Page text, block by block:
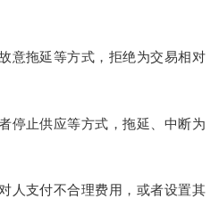
拖延等方式，拒绝为交易相对
止供应等方式，拖延、中断为
支付不合理费用，或者设置其